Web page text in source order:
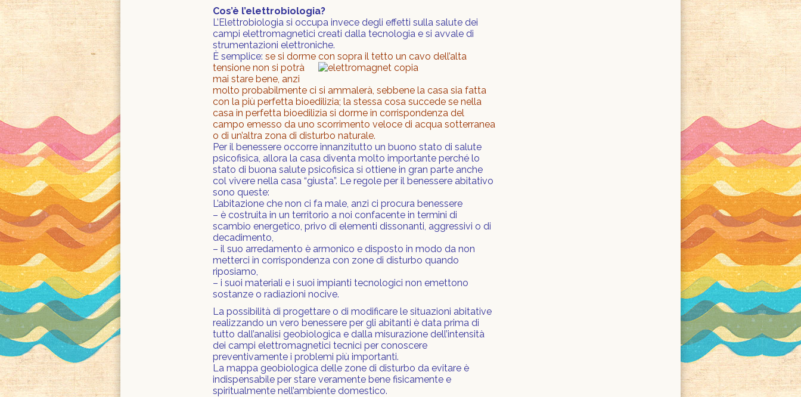
Cos’è l’elettrobiologia?
L’Elettrobiologia si occupa invece degli effetti sulla salute dei
campi elettromagnetici creati dalla tecnologia e si avvale di
strumentazioni elettroniche.
È semplice: se si dorme con sopra il tetto un cavo dell’alta
tensione non si potrà
mai stare bene, anzi
molto probabilmente ci si ammalerà, sebbene la casa sia fatta
con la più perfetta bioedilizia; la stessa cosa succede se nella
casa in perfetta bioedilizia si dorme in corrispondenza del
campo emesso da uno scorrimento veloce di acqua sotterranea
o di un’altra zona di disturbo naturale.
Per il benessere occorre innanzitutto un buono stato di salute
psicofisica, allora la casa diventa molto importante perché lo
stato di buona salute psicofisica si ottiene in gran parte anche
col vivere nella casa “giusta”. Le regole per il benessere abitativo
sono queste:
L’abitazione che non ci fa male, anzi ci procura benessere
– è costruita in un territorio a noi confacente in termini di
scambio energetico, privo di elementi dissonanti, aggressivi o di
decadimento,
– il suo arredamento è armonico e disposto in modo da non
metterci in corrispondenza con zone di disturbo quando
riposiamo,
– i suoi materiali e i suoi impianti tecnologici non emettono
sostanze o radiazioni nocive.
La possibilità di progettare o di modificare le situazioni abitative
realizzando un vero benessere per gli abitanti è data prima di
tutto dall’analisi geobiologica e dalla misurazione dell’intensità
dei campi elettromagnetici tecnici per conoscere
preventivamente i problemi più importanti.
La mappa geobiologica delle zone di disturbo da evitare è
indispensabile per stare veramente bene fisicamente e
spiritualmente nell’ambiente domestico.